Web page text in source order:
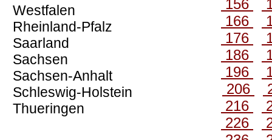
Westfalen
Rheinland-Pfalz
Saarland
Sachsen
Sachsen-Anhalt
Schleswig-Holstein
Thueringen
156
166
176
186
196
206
216
226